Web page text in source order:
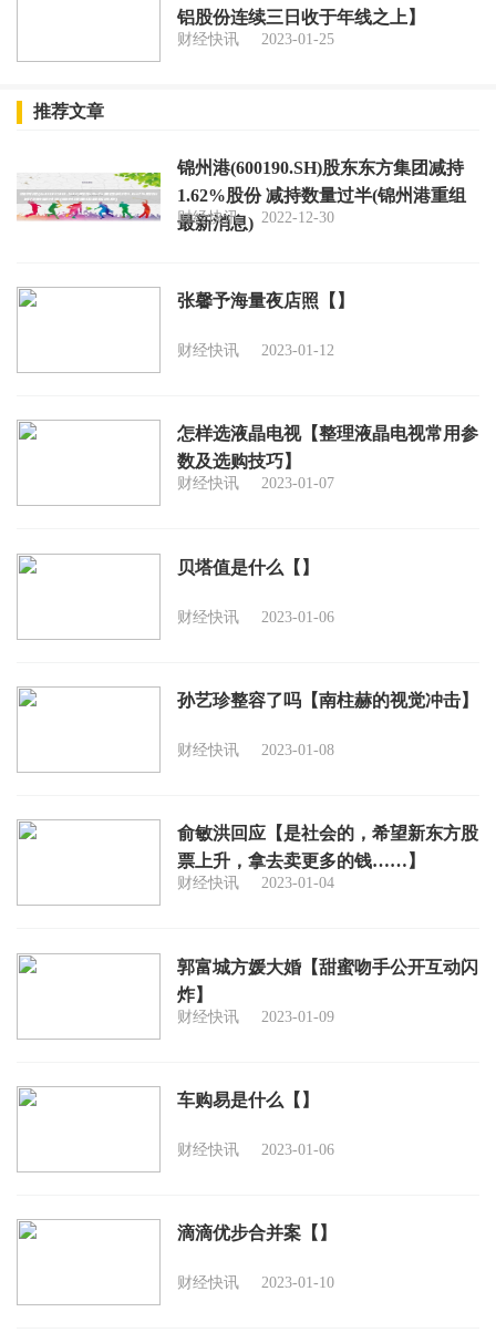
铝股份连续三日收于年线之上】
财经快讯 2023-01-25
推荐文章
锦州港(600190.SH)股东东方集团减持
1.62%股份 减持数量过半(锦州港重组
最新消息)
财经快讯 2022-12-30
张馨予海量夜店照【】
财经快讯 2023-01-12
怎样选液晶电视【整理液晶电视常用参
数及选购技巧】
财经快讯 2023-01-07
贝塔值是什么【】
财经快讯 2023-01-06
孙艺珍整容了吗【南柱赫的视觉冲击】
财经快讯 2023-01-08
俞敏洪回应【是社会的，希望新东方股
票上升，拿去卖更多的钱……】
财经快讯 2023-01-04
郭富城方媛大婚【甜蜜吻手公开互动闪
炸】
财经快讯 2023-01-09
车购易是什么【】
财经快讯 2023-01-06
滴滴优步合并案【】
财经快讯 2023-01-10